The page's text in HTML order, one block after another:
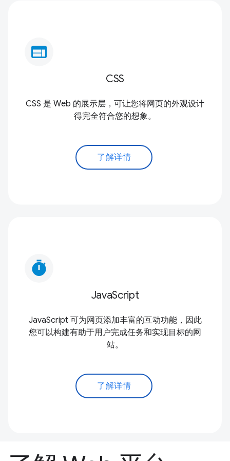
web
CSS
CSS 是 Web 的展示层，可让您将网页的外观设计
得完全符合您的想象。
了解详情
timer
JavaScript
JavaScript 可为网页添加丰富的互动功能，因此
您可以构建有助于用户完成任务和实现目标的网
站。
了解详情